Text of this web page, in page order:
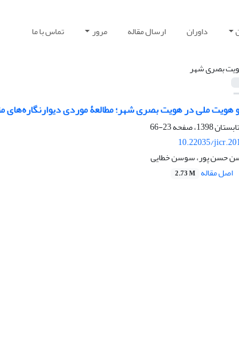
داوران ارسال مقاله مرور تماس با ما
بصری شهر
هویت ملی در هویت بصری شهر؛ مطالعۀ موردی دیوارنگاره‌های
23-66
10.22035/
حسن پور، سوسن خطایی
اصل مقاله 2.73 M